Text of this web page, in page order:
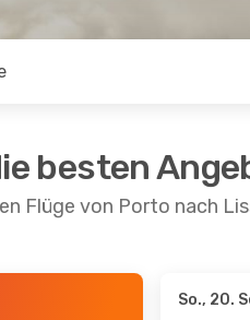
besten
Flüge von Porto nach
So., 20.